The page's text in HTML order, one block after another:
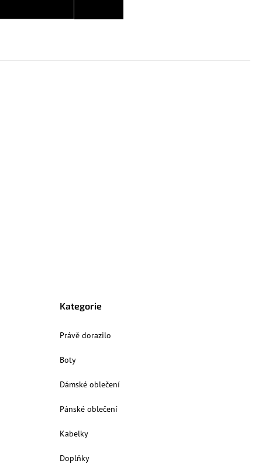
Kategorie
Právě dorazilo
Boty
Dámské oblečení
Pánské oblečení
Kabelky
Doplňky